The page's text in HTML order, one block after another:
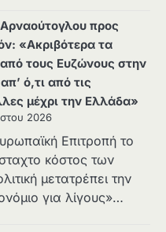
προς
«Ακριβότερα τα
από τους Ευζώνους στην
ό,τι από τις
μέχρι την Ελλάδα»
2026
Επιτροπή το
κόστος των
μετατρέπει την
για λίγους»…